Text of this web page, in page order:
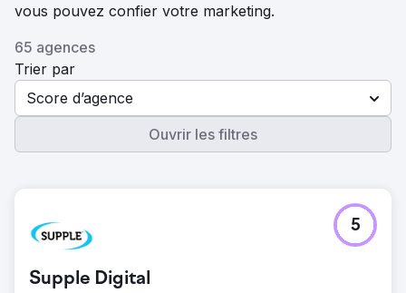
vous pouvez confier votre marketing.
65 agences
Trier par
Score d’agence
Ouvrir les filtres
Supple Digital
5